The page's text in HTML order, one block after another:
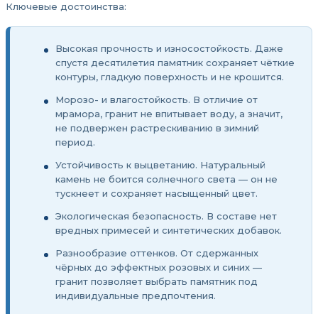
Ключевые достоинства:
Высокая прочность и износостойкость. Даже
спустя десятилетия памятник сохраняет чёткие
контуры, гладкую поверхность и не крошится.
Морозо- и влагостойкость. В отличие от
мрамора, гранит не впитывает воду, а значит,
не подвержен растрескиванию в зимний
период.
Устойчивость к выцветанию. Натуральный
камень не боится солнечного света — он не
тускнеет и сохраняет насыщенный цвет.
Экологическая безопасность. В составе нет
вредных примесей и синтетических добавок.
Разнообразие оттенков. От сдержанных
чёрных до эффектных розовых и синих —
гранит позволяет выбрать памятник под
индивидуальные предпочтения.